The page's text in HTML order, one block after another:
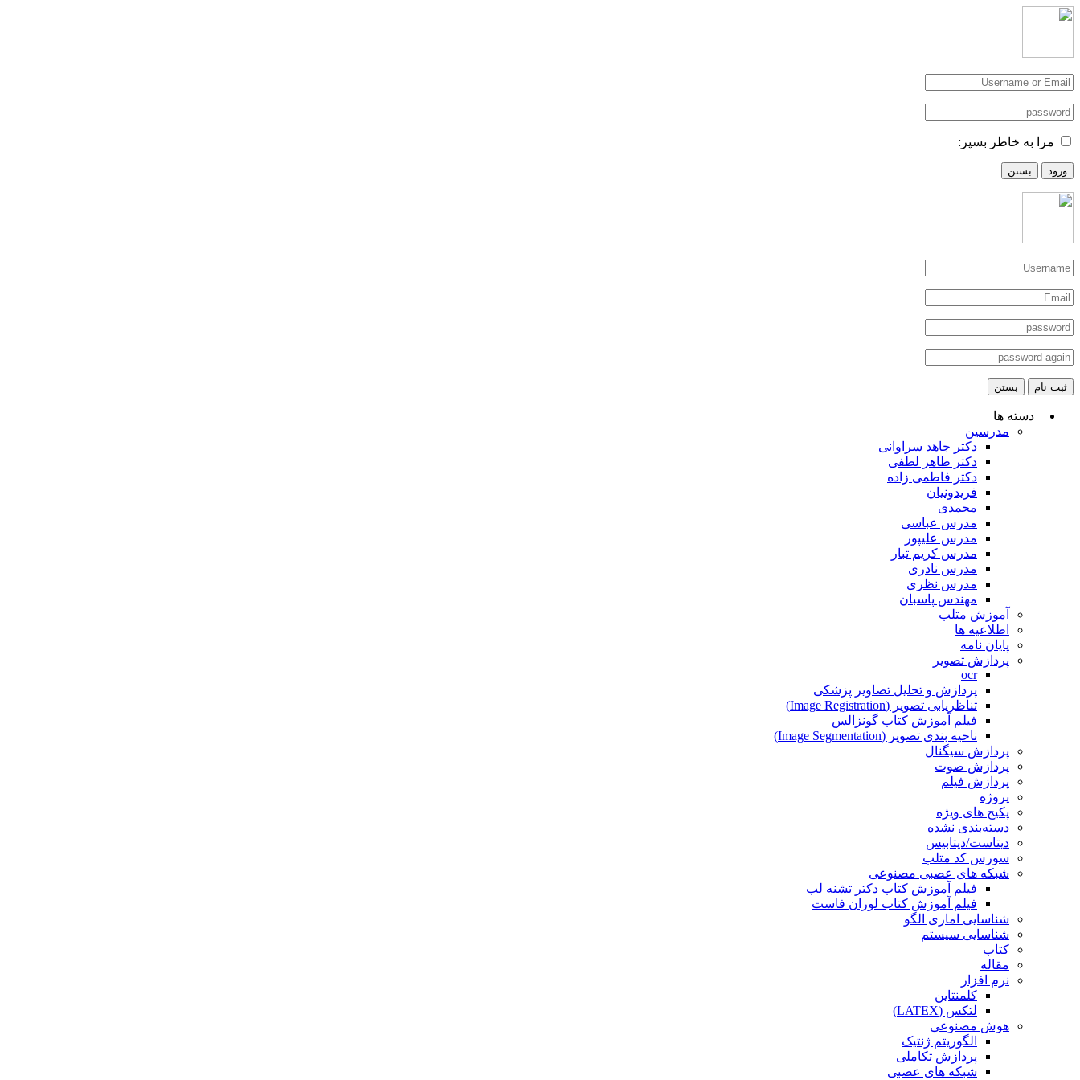
مرا به خاطر بسپر:
ورود بستن
ثبت نام بستن
دسته ها
مدرسین
دکتر جاهد سراوانی
دکتر طاهر لطفی
دکتر فاطمی زاده
فریدونیان
محمدی
مدرس عباسی
مدرس علیپور
مدرس کریم تبار
مدرس نادری
مدرس نظری
مهندس پاسبان
آموزش متلب
اطلاعیه ها
پایان نامه
پردازش تصویر
ocr
پردازش و تحلیل تصاویر پزشکی
تناظریابی تصویر (Image Registration)
فیلم آموزش کتاب گونزالس
ناحیه بندی تصویر (Image Segmentation)
پردازش سیگنال
پردازش صوت
پردازش فیلم
پروژه
پکیج های ویژه
دسته‌بندی نشده
دیتاست/دیتابیس
سورس کد متلب
شبکه های عصبی مصنوعی
فیلم آموزش کتاب دکتر تشنه لب
فیلم آموزش کتاب لوران فاست
شناسایی اماری الگو
شناسایی سیستم
کتاب
مقاله
نرم افزار
کلمنتاین
لتکس (LATEX)
هوش مصنوعی
الگوریتم ژنتیک
پردازش تکاملی
شبکه های عصبی